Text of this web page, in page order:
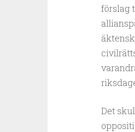
förslag
Det